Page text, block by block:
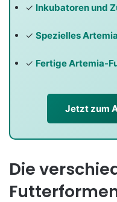
✓ Inkubatoren und
✓ Spezielles
✓ Fertige Artemia-
Jetzt zum
Die